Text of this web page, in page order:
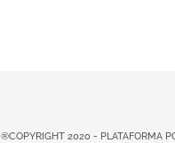
®COPYRIGHT 2020 - PLATAFORMA